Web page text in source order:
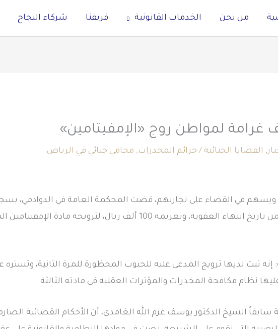
من نحن الخدمات القانونية فريقنا شركاء النجاح
, القضايا الجنائية /جرائم المخدرات, محامي جنائي في الرياض
عاماً، ومنعه من السفر مدة مماثلة من تاريخ انتهاء العقوبة، وتغريمه 100 ألف ريال، لترويجه
ثبت لديها ترويج المدعى عليه للحبوب المحظورة للمرة الثانية، وتستره
نظام مكافحة المخدرات والمؤثرات العقلية في مادته الثالثة.
سابقاً الشيخ الدكتور يوسف غرم الله الغامدي، أن الأحكام القضائية